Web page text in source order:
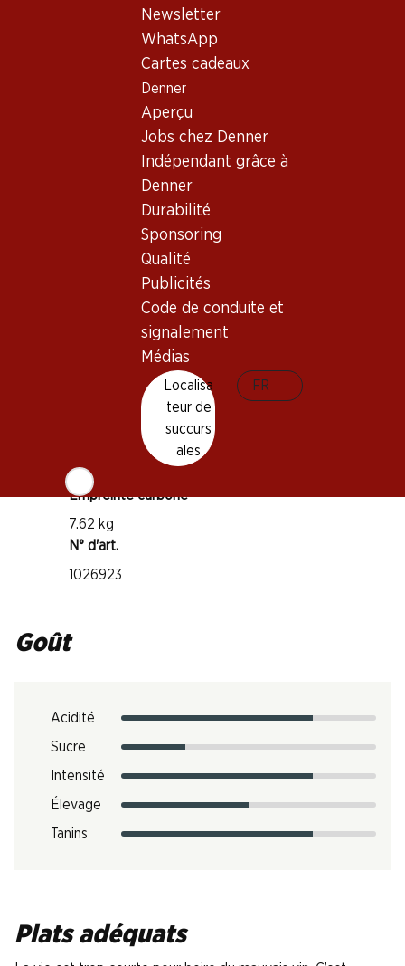
Newsletter
WhatsApp
Cartes cadeaux
Denner
Aperçu
Jobs chez Denner
Indépendant grâce à
Denner
Durabilité
Sponsoring
Qualité
Publicités
Code de conduite et
signalement
Médias
Localisa
teur de
succurs
ales
FR
Bon à savoir
Température de dégustation
14–16 °C
Empreinte carbone
7.62 kg
N° d'art.
1026923
Goût
Acidité
Sucre
Intensité
Élevage
Tanins
Plats adéquats